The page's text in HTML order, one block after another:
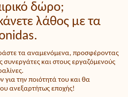
δώρο;
λάθος με τα
τα αναμενόμενα, προσφέροντας
συνεργάτες και στους εργαζόμενούς
την ποιότητά του και θα
ανεξαρτήτως εποχής!